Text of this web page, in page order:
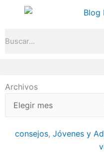
Archivos
Archivos
consejos, Jóvenes y